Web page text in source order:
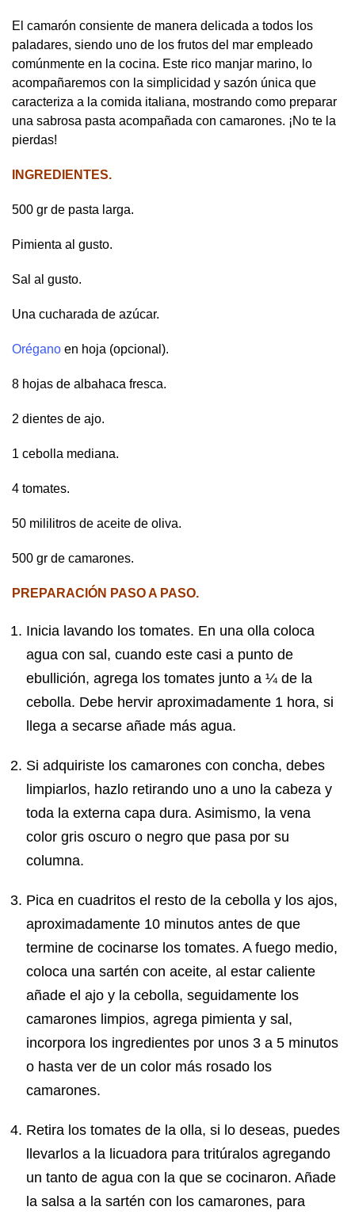
El camarón consiente de manera delicada a todos los
paladares, siendo uno de los frutos del mar empleado
comúnmente en la cocina. Este rico manjar marino, lo
acompañaremos con la simplicidad y sazón única que
caracteriza a la comida italiana, mostrando como preparar
una sabrosa pasta acompañada con camarones. ¡No te la
pierdas!
INGREDIENTES.
500 gr de pasta larga.
Pimienta al gusto.
Sal al gusto.
Una cucharada de azúcar.
Orégano en hoja (opcional).
8 hojas de albahaca fresca.
2 dientes de ajo.
1 cebolla mediana.
4 tomates.
50 mililitros de aceite de oliva.
500 gr de camarones.
PREPARACIÓN PASO A PASO.
Inicia lavando los tomates. En una olla coloca
agua con sal, cuando este casi a punto de
ebullición, agrega los tomates junto a ¼ de la
cebolla. Debe hervir aproximadamente 1 hora, si
llega a secarse añade más agua.
Si adquiriste los camarones con concha, debes
limpiarlos, hazlo retirando uno a uno la cabeza y
toda la externa capa dura. Asimismo, la vena
color gris oscuro o negro que pasa por su
columna.
Pica en cuadritos el resto de la cebolla y los ajos,
aproximadamente 10 minutos antes de que
termine de cocinarse los tomates. A fuego medio,
coloca una sartén con aceite, al estar caliente
añade el ajo y la cebolla, seguidamente los
camarones limpios, agrega pimienta y sal,
incorpora los ingredientes por unos 3 a 5 minutos
o hasta ver de un color más rosado los
camarones.
Retira los tomates de la olla, si lo deseas, puedes
llevarlos a la licuadora para tritúralos agregando
un tanto de agua con la que se cocinaron. Añade
la salsa a la sartén con los camarones, para